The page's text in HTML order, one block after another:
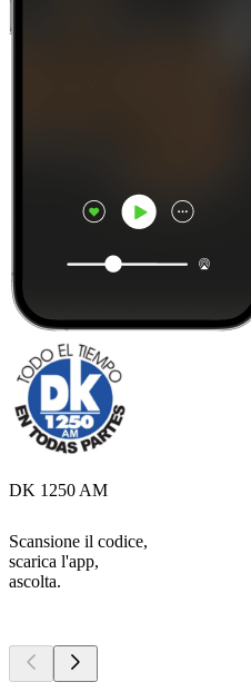
DK 1250 AM
Scansione il codice,
scarica l'app,
ascolta.